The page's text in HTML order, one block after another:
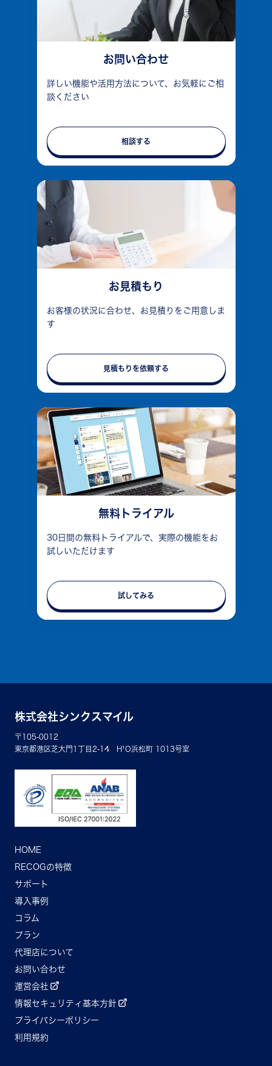
お問い合わせ
詳しい機能や活用方法について、お気軽にご相
談ください
相談する
お見積もり
お客様の状況に合わせ、お見積りをご用意しま
す
見積もりを依頼する
無料トライアル
30日間の無料トライアルで、実際の機能をお
試しいただけます
試してみる
株式会社シンクスマイル
〒105-0012
東京都港区芝大門1丁目2-14 H¹O浜松町 1013号室
HOME
RECOGの特徴
サポート
導入事例
コラム
プラン
代理店について
お問い合わせ
運営会社
情報セキュリティ基本方針
プライバシーポリシー
利用規約